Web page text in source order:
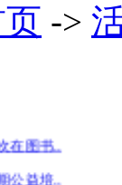
->
广电..
师表》..
在图书..
公益培..